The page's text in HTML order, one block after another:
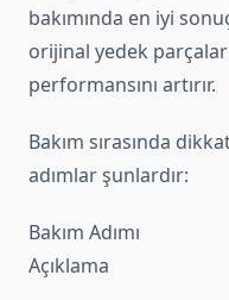
bakımında en iyi
orijinal yedek
performansını artırır.
Bakım sırasında
adımlar şunlardır:
Bakım Adımı
Açıklama